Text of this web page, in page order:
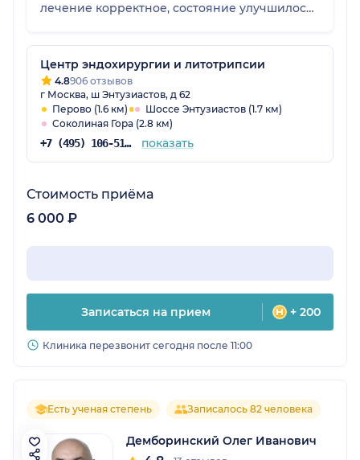
лечение корректное, состояние улучшилось.
лечение. Буду наблюдаться у него и дальше.
Центр эндохирургии и литотрипсии
4.8906 отзывов
г Москва, ш Энтузиастов, д 62
Перово (1.6 км)
Шоссе Энтузиастов (1.7 км)
Соколиная Гора (2.8 км)
+7 (495) 106-51-98 показать
Стоимость приёма
6 000 ₽
Записаться на прием + 200
Клиника перезвонит сегодня после 11:00
Есть ученая степень Записалось 82 человека
Демборинский Олег Иванович